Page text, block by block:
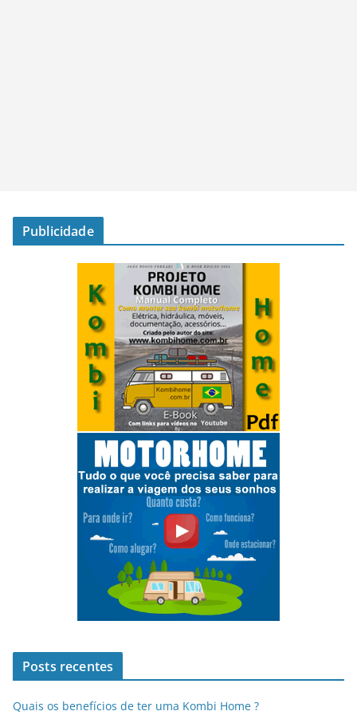
Publicidade
Posts recentes
Quais os benefícios de ter uma Kombi Home ?